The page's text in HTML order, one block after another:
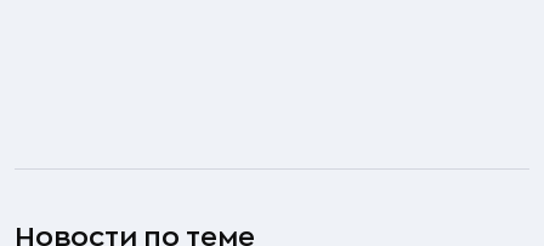
Новости по теме